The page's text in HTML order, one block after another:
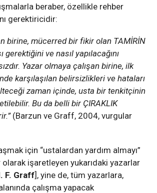
beraber, özellikle rehber
gerektiricidir:
birine, mücerred bir fikir olan TAMİRİN
gerektiğini ve nasıl yapılacağını
Yazar olmaya çalışan birine, ilk
karşılaşılan belirsizlikleri ve hataları
zaman içinde, usta bir tenkitçinin
Bu da belli bir ÇIRAKLIK
(Barzun ve Graff, 2004, vurgular
için “ustalardan yardım almayı”
işaretleyen yukarıdaki yazarlar
F. Graff], yine de, tüm yazarlara,
çalışma yapacak